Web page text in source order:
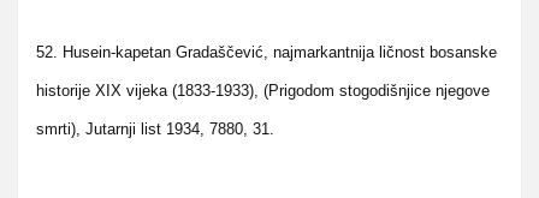
52. Husein-kapetan Gradaščević, najmarkantnija ličnost bosanske
historije XIX vijeka (1833-1933), (Prigodom stogodišnjice njegove
smrti), Jutarnji list 1934, 7880, 31.